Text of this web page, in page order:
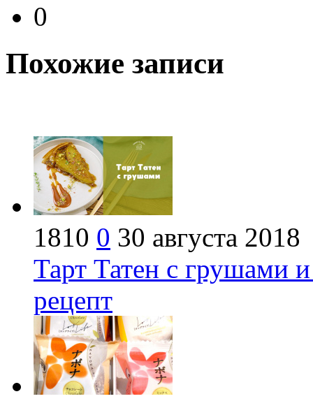
0
Похожие записи
1810 0 30 августа 2018
Тарт Татен с грушами
рецепт